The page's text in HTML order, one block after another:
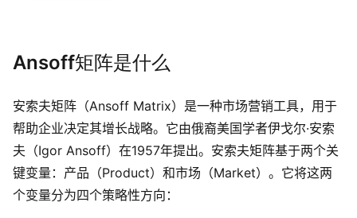
解决方案
高效协作
团队协作提效
在线绘图
思维和灵感整理
Ansoff矩阵是什么
安索夫矩阵（Ansoff Matrix）是一种市场营销工具，用于
帮助企业决定其增长战略。它由俄裔美国学者伊戈尔·安索
夫（Igor Ansoff）在1957年提出。安索夫矩阵基于两个关
键变量：产品（Product）和市场（Market）。它将这两
个变量分为四个策略性方向：